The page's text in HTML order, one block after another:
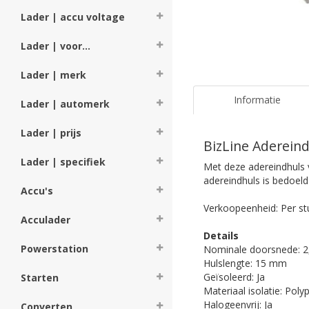
Lader | accu voltage
Lader | voor...
Lader | merk
Lader | automerk
Lader | prijs
Lader | specifiek
Accu's
Acculader
Powerstation
Starten
Informatie
BizLine
Met deze
adereindhuls is
Verkoopeenheid: Per
Details
Nominale doorsnede:
Hulslengte: 15 mm
Geïsoleerd: Ja
Materiaal isolatie:
Halogeenvrij: Ja